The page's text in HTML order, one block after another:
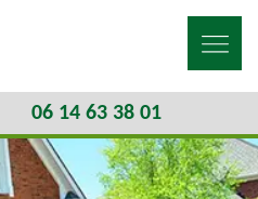
06 14 63 38 01